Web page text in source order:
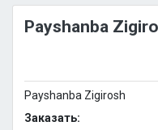
Payshanba
Payshanba Zigirosh
Заказать: